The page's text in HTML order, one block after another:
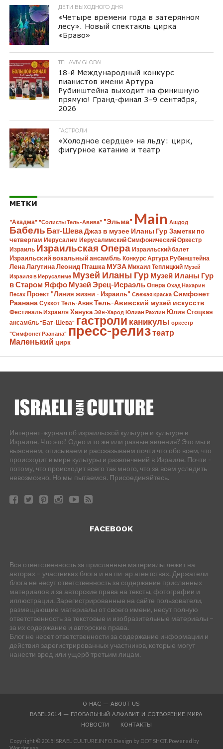
ДЕТИ ВЫХОДНОГО ДНЯ
«Четыре времени года в затерянном
лесу». Новый спектакль цирка
«Браво»
TEL AVIV GLOBAL
18-й Международный конкурс
пианистов имени Артура
Рубинштейна выходит на финишную
прямую! Гранд-финал 3–9 сентября,
2026
ГАСТРОЛИ
«Холодное сердце» на льду: цирк,
фигурное катание и театр
МЕТКИ
"Акадма" "Солисты Тель-Авива" "Эльма" Main Ашдод
Бабель Бат-ШеваДжаз в музее Иланы Гур Заметки по
четвергам Иерусалим Иерусалимский Симфонический Оркестр
Израиль Израильская Опера Израильский балет
Израильский вокальный ансамбль Конкурс Артура Рубинштейна
Лена Лагутина Леонид Пташка МУЗА Михаил Теплицкий Музей
Израиля в Иерусалиме Музей Иланы Гур Музей Иланы Гур
в Старом Яффо Музей Эрец-Исраэль Опера Охад Нахарин
Песах Проект "Линия жизни - Израиль" Свежая краска Симфонет
Раанана Суккот Тель-Авив Тель-Авивский музей искусств
Фестиваль Израиля Ханука Эйн-Харод Юлиан Рахлин Юлия Стоцкая
ансамбль "Бат-Шева" гастроли каникулы оркестр
"Симфонет Раанана" пресс-релизтеатр
Маленький цирк
Интернет-журнал об израильской культуре и культуре в
Израиле. Что это? Одно и то же или разные явления? Это мы и
выясняем, описываем и рассказываем почти что обо всем, что
происходит в мире культуры и развлечений в Израиле. Почти -
потому, что происходит всего так много, что за всем уследить
невозможно. Но мы пытаемся. Присоединяйтесь.
FACEBOOK
Вся ответственность за присланные материалы лежит на
авторах – участниках блога и на пи-ар агентствах. Держатели
блога не несут ответственность за содержание присланных
материалов и за авторские права на тексты, фотографии и
иллюстрации. Зарегистрированные на сайте пользователи,
размещающие материалы от своего имени, несут полную
ответственность за текстовые и изобразительные материалы –
за их содержание и авторские права.
Блог не несет ответственности за содержание информации и
действия зарегистрированных участников, которые могут
нанести вред или ущерб третьим лицам.
О НАС — ABOUT US
BABEL2014 — ГЛОБАЛЬНЫЙ АЛФАВИТ И СОТВОРЕНИЕ МИРА
НОВОСТИ
КОНТАКТЫ
Copyright © 2015 ISRAEL CULTURE.INFO. Design by DOT SHOT. Powered by